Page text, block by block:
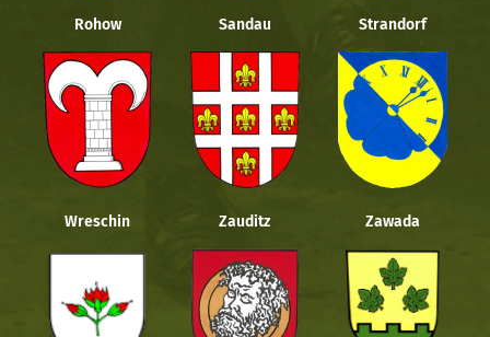
Rohow Sandau Strandorf
Wreschin Zauditz Zawada